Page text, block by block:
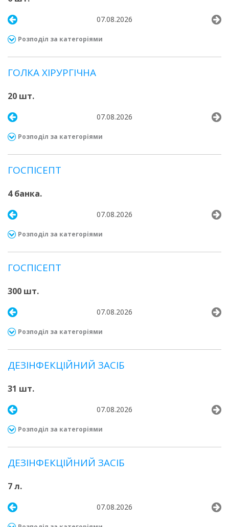
07.08.2026
Розподіл за категоріями
ГОЛКА ХІРУРГІЧНА
20 шт.
07.08.2026
Розподіл за категоріями
ГОСПІСЕПТ
4 банка.
07.08.2026
Розподіл за категоріями
ГОСПІСЕПТ
300 шт.
07.08.2026
Розподіл за категоріями
ДЕЗІНФЕКЦІЙНИЙ ЗАСІБ
31 шт.
07.08.2026
Розподіл за категоріями
ДЕЗІНФЕКЦІЙНИЙ ЗАСІБ
7 л.
07.08.2026